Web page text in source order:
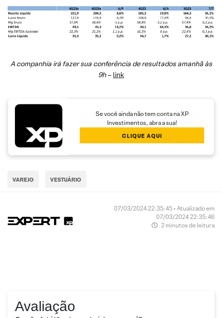
A companhia irá fazer sua conferência de resultados amanhã às
9h– link
Se você ainda não tem conta na XP
Investimentos, abra a sua!
CLIQUE AQUI
VAREJO VESTUÁRIO
07/03/2024 22:35:45 • Atualizado em
07/03/2024 22:35:46
2 minutos de leitura
Avaliação